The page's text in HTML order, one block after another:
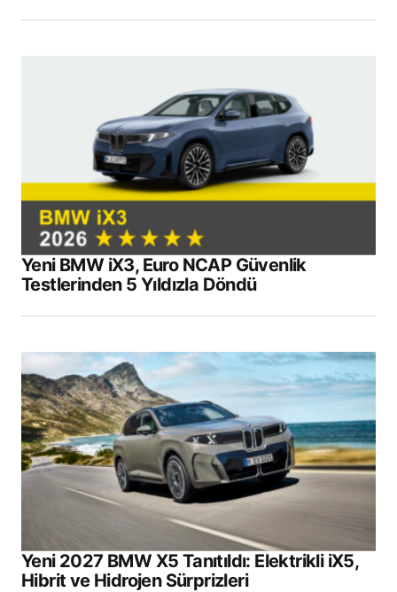
Yeni BMW iX3, Euro NCAP Güvenlik
Testlerinden 5 Yıldızla Döndü
Yeni 2027 BMW X5 Tanıtıldı: Elektrikli iX5,
Hibrit ve Hidrojen Sürprizleri